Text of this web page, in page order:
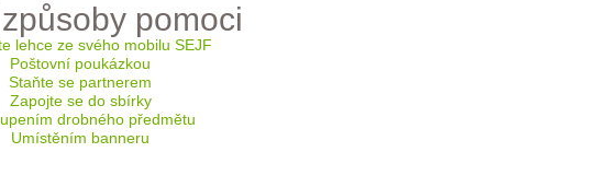
pomoci
lehce ze svého mobilu SEJF
Poštovní poukázkou
Staňte se partnerem
Zapojte se do sbírky
drobného předmětu
Umístěním banneru